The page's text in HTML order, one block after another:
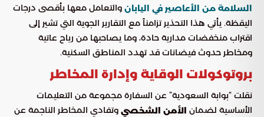
السلامة من الأعاصير في اليابان والتعامل معها بأقصى درجات
اليقظة. يأتي هذا التحذير تزامناً مع التقارير الجوية التي تشير إلى
اقتراب منخفضات مدارية حادة، وما يصاحبها من رياح عاتية
ومخاطر حدوث فيضانات قد تهدد المناطق السكنية.
بروتوكولات الوقاية وإدارة المخاطر
نقلت “بوابة السعودية” عن السفارة مجموعة من التعليمات
الأساسية لضمان الأمن الشخصي وتفادي المخاطر الناجمة عن